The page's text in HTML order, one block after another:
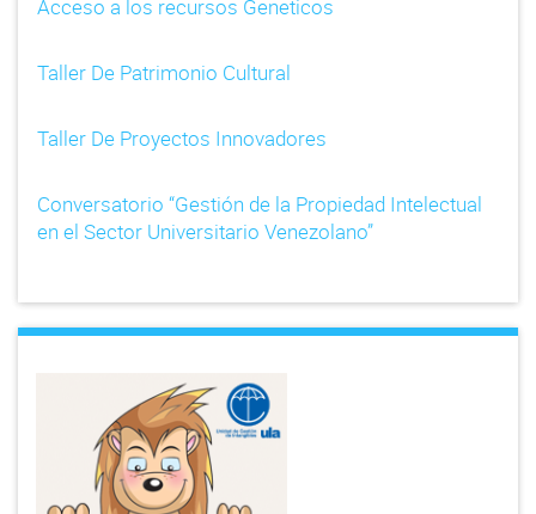
Acceso a los recursos Geneticos
Taller De Patrimonio Cultural
Taller De Proyectos Innovadores
Conversatorio “Gestión de la Propiedad Intelectual
en el Sector Universitario Venezolano”